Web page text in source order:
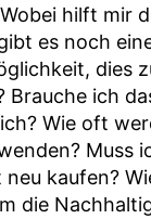
hilft mir
es noch
dies
Brauche ich
Wie oft
Muss
kaufen?
die